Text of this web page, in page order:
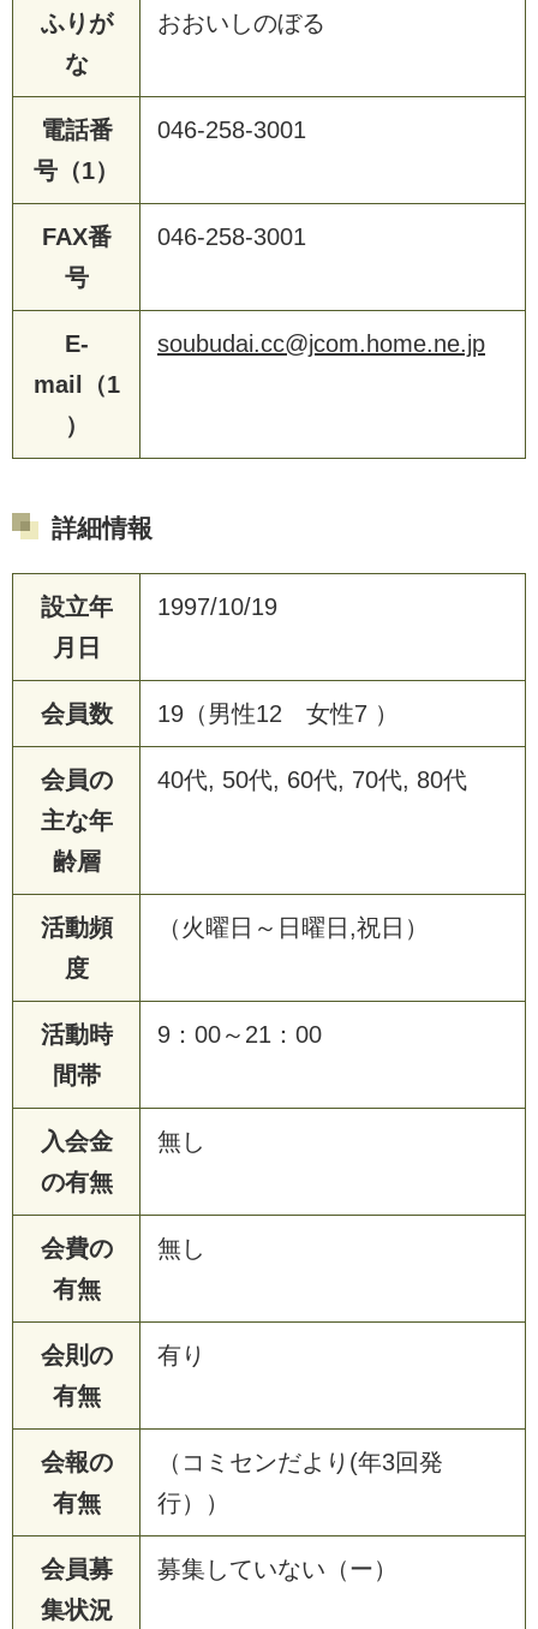
ふりが
な
おおいしのぼる
電話番
号（1）
046-258-3001
FAX番
号
046-258-3001
E-
mail（1
）
soubudai.cc@jcom.home.ne.jp
詳細情報
設立年
月日
1997/10/19
会員数 19（男性12 女性7 ）
会員の
主な年
齢層
40代, 50代, 60代, 70代, 80代
活動頻
度
（火曜日～日曜日,祝日）
活動時
間帯
9：00～21：00
入会金
の有無
無し
会費の
有無
無し
会則の
有無
有り
会報の
有無
（コミセンだより(年3回発
行））
会員募
集状況
募集していない（ー）